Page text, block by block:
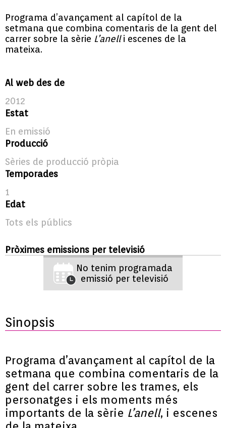
Programa d’avançament al capítol de la
setmana que combina comentaris de la gent del
carrer sobre la sèrie L’anelli escenes de la
mateixa.
Al web des de
2012
Estat
En emissió
Producció
Sèries de producció pròpia
Temporades
1
Edat
Tots els públics
Pròximes emissions per televisió
No tenim programada
emissió per televisió
Sinopsis
Programa d’avançament al capítol de la
setmana que combina comentaris de la
gent del carrer sobre les trames, els
personatges i els moments més
importants de la sèrie L’anell, i escenes